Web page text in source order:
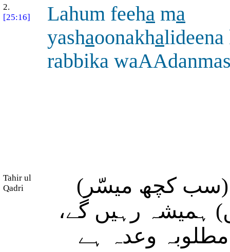
2.
[25:16]
Lahum feeha ma
yashaoonakhalideena
rabbika
Tahir ul
Qadri
(سب کچھ میسّر)
ہمیشہ رہیں گے،
وعدہ ہے